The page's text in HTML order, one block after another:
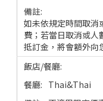
如未依規定時間取消
費；若當日取消或人
抵訂金，將會額外向
Thai&Thai